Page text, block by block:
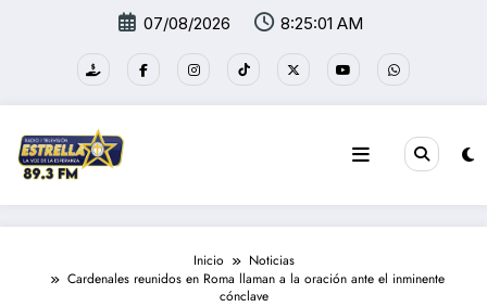
07/08/2026 8:25:02 AM
Inicio
Noticias
Cardenales reunidos en Roma llaman a la oración ante el inminente
cónclave